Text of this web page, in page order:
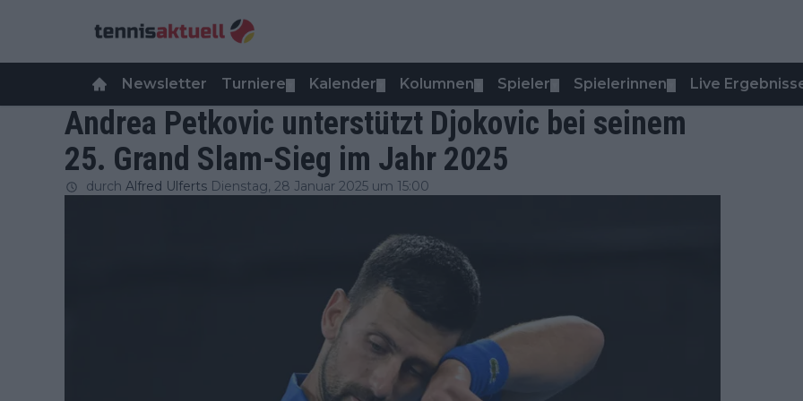
Newsletter Turniere Kalender Kolumnen Spieler Spielerinnen Live
Andrea Petkovic unterstützt Djokovic bei seinem
25. Grand Slam-Sieg im Jahr 2025
durch Alfred Ulferts Dienstag, 28 Januar 2025 um 15:00